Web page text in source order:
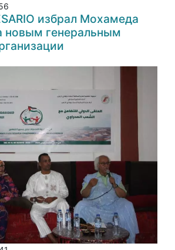
избрал Мохамеда
новым генеральным